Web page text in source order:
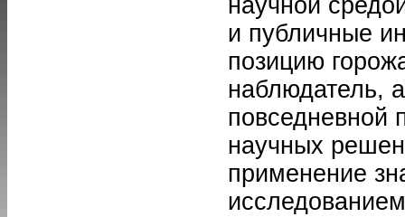
научной
и публичные
позицию
наблюдатель,
повседневной
научных
применение